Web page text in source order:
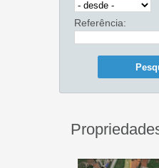
Referência: